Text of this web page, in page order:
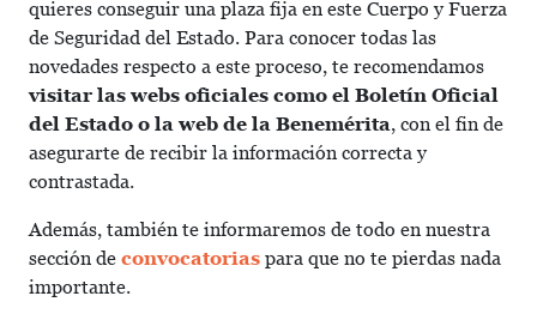
quieres conseguir una plaza fija en este Cuerpo y Fuerza
de Seguridad del Estado. Para conocer todas las
novedades respecto a este proceso, te recomendamos
visitar las webs oficiales como el Boletín Oficial
del Estado o la web de la Benemérita, con el fin de
asegurarte de recibir la información correcta y
contrastada.
Además, también te informaremos de todo en nuestra
sección de convocatorias para que no te pierdas nada
importante.